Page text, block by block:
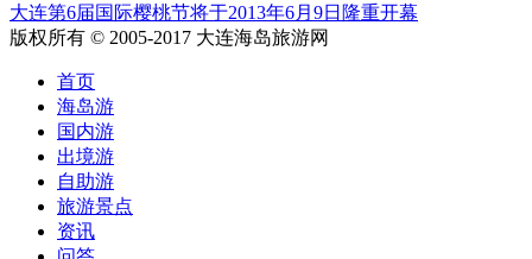
大连第6届国际樱桃节将于2013年6月9日隆重开幕
版权所有 © 2005-2017 大连海岛旅游网
首页
海岛游
国内游
出境游
自助游
旅游景点
资讯